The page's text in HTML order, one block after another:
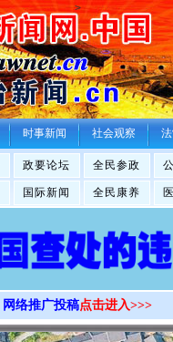
>
时事新闻 社会观察
政要论坛 全民参政
国际新闻 全民康养
网络推广投稿点击进入>>>